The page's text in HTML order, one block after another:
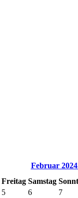
Februar
Freitag Samstag So
5 6 7